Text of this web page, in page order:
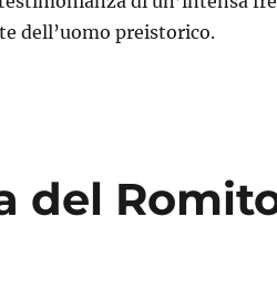
dell’uomo preistorico.
del